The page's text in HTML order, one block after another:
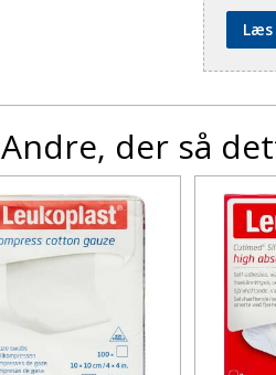
Læs
Andre, der så